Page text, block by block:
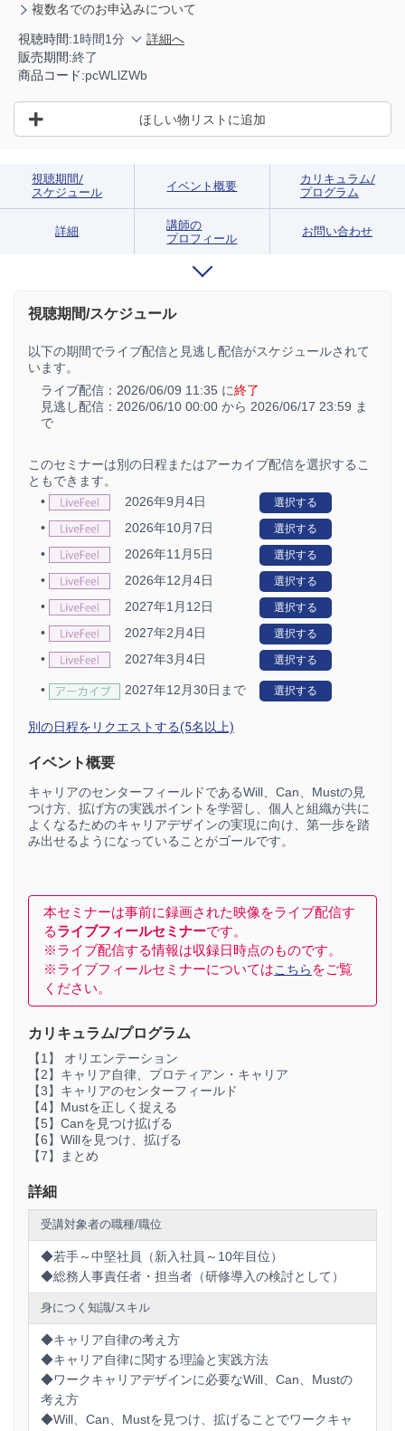
複数名でのお申込みについて
視聴時間:1時間1分
詳細へ
販売期間:終了
商品コード:pcWLlZWb
ほしい物リストに追加
視聴期間/
スケジュール
イベント概要
カリキュラム/
プログラム
詳細
講師の
プロフィール
お問い合わせ
視聴期間/スケジュール
以下の期間でライブ配信と見逃し配信がスケジュールされて
います。
ライブ配信： 2026/06/09 11:35 に終了
見逃し配信： 2026/06/10 00:00 から 2026/06/17 23:59 ま
で
このセミナーは別の日程またはアーカイブ配信を選択するこ
ともできます。
•
2026年9月4日 選択する
• 2026年10月7日 選択する
• 2026年11月5日 選択する
• 2026年12月4日 選択する
• 2027年1月12日 選択する
• 2027年2月4日 選択する
• 2027年3月4日 選択する
• 2027年12月30日まで 選択する
別の日程をリクエストする(5名以上)
イベント概要
キャリアのセンターフィールドであるWill、Can、Mustの見
つけ方、拡げ方の実践ポイントを学習し、個人と組織が共に
よくなるためのキャリアデザインの実現に向け、第一歩を踏
み出せるようになっていることがゴールです。
本セミナーは事前に録画された映像をライブ配信す
るライブフィールセミナーです。
※ライブ配信する情報は収録日時点のものです。
※ライブフィールセミナーについてはこちら をご覧
ください。
カリキュラム/プログラム
【1】 オリエンテーション
【2】キャリア自律、プロティアン・キャリア
【3】キャリアのセンターフィールド
【4】Mustを正しく捉える
【5】Canを見つけ拡げる
【6】Willを見つけ、拡げる
【7】まとめ
詳細
受講対象者の職種/職位
◆若手～中堅社員（新入社員～10年目位）
◆総務人事責任者・担当者（研修導入の検討として）
身につく知識/スキル
◆キャリア自律の考え方
◆キャリア自律に関する理論と実践方法
◆ワークキャリアデザインに必要なWill、Can、Mustの
考え方
◆Will、Can、Mustを見つけ、拡げることでワークキャ